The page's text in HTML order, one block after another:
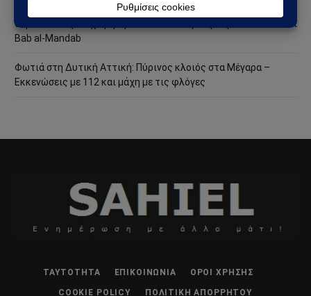
Σαουδική Αραβία – Υεμένη: Το Ριάντ προετοιμάζει μεγάλη
στρατιωτική επιχείρηση – Στο επίκεντρο Ερυθρά Θάλασσα και
Bab al-Mandab
Φωτιά στη Δυτική Αττική: Πύρινος κλοιός στα Μέγαρα –
Εκκενώσεις με 112 και μάχη με τις φλόγες
ΤΑΥΤΌΤΗΤΑ ΕΠΙΚΟΙΝΩΝΊΑ ΌΡΟΙ ΧΡΉΣΗΣ
COOKIE POLICY ΠΟΛΙΤΙΚΉ ΑΠΟΡΡΉΤΟΥ